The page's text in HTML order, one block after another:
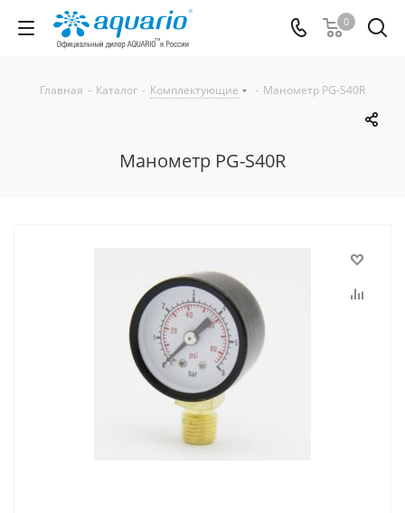
0
Главная - Каталог - Комплектующие - Манометр PG-S40R
Манометр PG-S40R